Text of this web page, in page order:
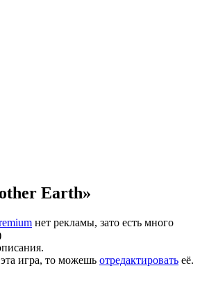
Earth»
нет рекламы, зато есть много
игра, то можешь отредактировать её.